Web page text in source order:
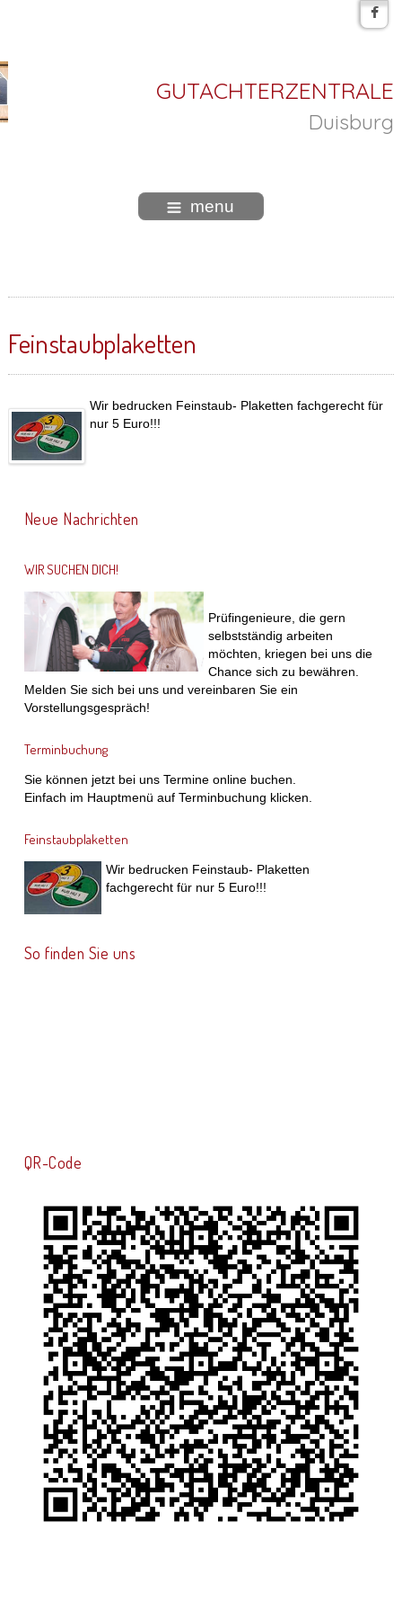
GUTACHTERZENTRALE
Duisburg
menu
Feinstaubplaketten
Wir bedrucken Feinstaub- Plaketten fachgerecht für
nur 5 Euro!!!
Neue Nachrichten
WIR SUCHEN DICH!
Prüfingenieure, die gern
selbstständig arbeiten
möchten, kriegen bei uns die
Chance sich zu bewähren.
Melden Sie sich bei uns und vereinbaren Sie ein
Vorstellungsgespräch!
Terminbuchung
Sie können jetzt bei uns Termine online buchen.
Einfach im Hauptmenü auf Terminbuchung klicken.
Feinstaubplaketten
Wir bedrucken Feinstaub- Plaketten
fachgerecht für nur 5 Euro!!!
So finden Sie uns
QR-Code